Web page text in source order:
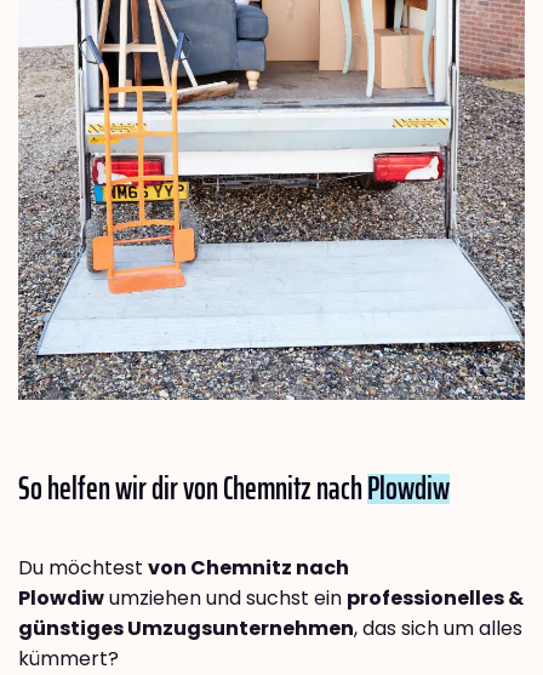
So helfen wir dir von Chemnitz nachPlowdiw
Du möchtest von Chemnitz nach
Plowdiwumziehen und suchst ein professionelles &
günstiges Umzugsunternehmen, das sich um alles
kümmert?